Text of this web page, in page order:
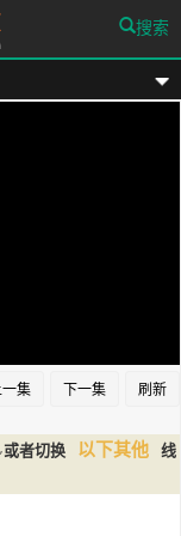
搜索
一集 下一集 刷新
者切换 以下其他 线